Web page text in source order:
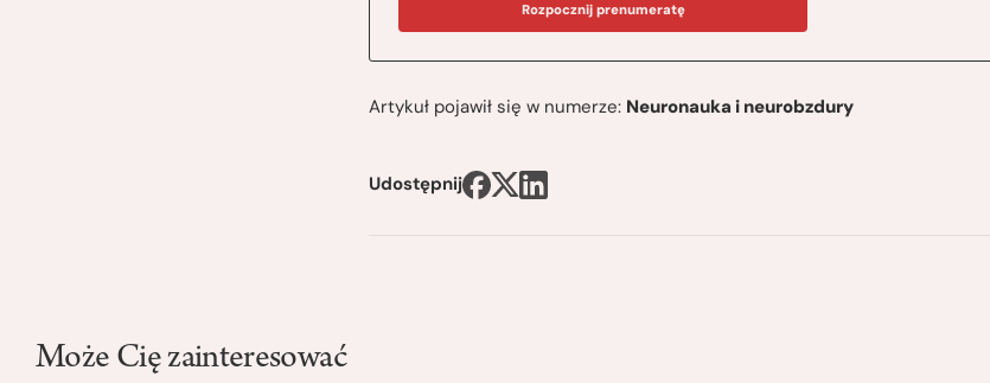
Rozpocznij prenumeratę
Artykuł pojawił się w numerze: Neuronauka i neurobzdury
Udostępnij
Może Cię zainteresować